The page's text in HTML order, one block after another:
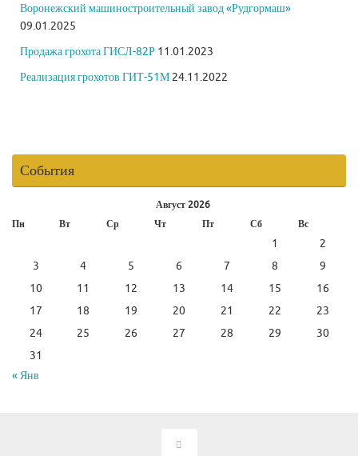
Воронежский машиностроительный завод «Рудгормаш»
09.01.2025
Продажа грохота ГИСЛ-82Р 11.01.2023
Реализация грохотов ГИТ-51М 24.11.2022
События
Август 2026
Пн
Вт Ср Чт Пт Сб Вс
1
2
3
4 5 6 7 8
9
10
11 12 13 14 15
16
17
18 19 20 21 22
23
24
25 26 27 28 29
30
31
« Янв